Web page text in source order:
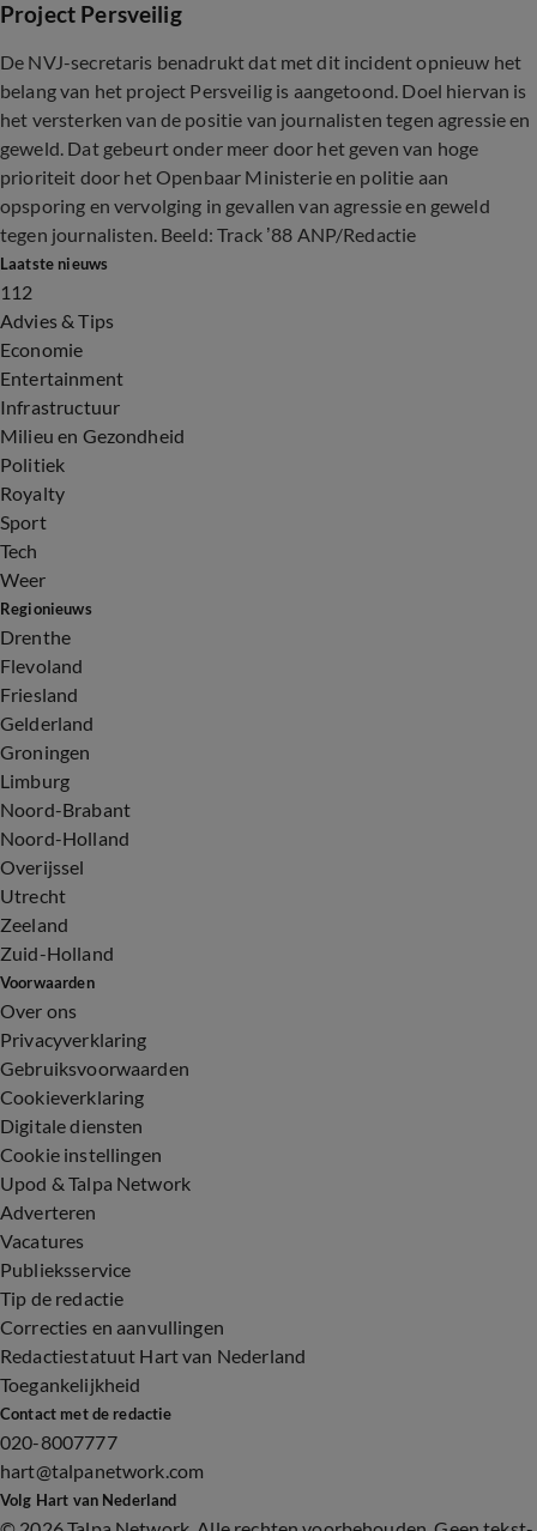
Project Persveilig
De NVJ-secretaris benadrukt dat met dit incident opnieuw het
belang van het project Persveilig is aangetoond. Doel hiervan is
het versterken van de positie van journalisten tegen agressie en
geweld. Dat gebeurt onder meer door het geven van hoge
prioriteit door het Openbaar Ministerie en politie aan
opsporing en vervolging in gevallen van agressie en geweld
tegen journalisten. Beeld: Track ’88 ANP/Redactie
Laatste nieuws
112
Advies & Tips
Economie
Entertainment
Infrastructuur
Milieu en Gezondheid
Politiek
Royalty
Sport
Tech
Weer
Regionieuws
Drenthe
Flevoland
Friesland
Gelderland
Groningen
Limburg
Noord-Brabant
Noord-Holland
Overijssel
Utrecht
Zeeland
Zuid-Holland
Voorwaarden
Over ons
Privacyverklaring
Gebruiksvoorwaarden
Cookieverklaring
Digitale diensten
Cookie instellingen
Upod & Talpa Network
Adverteren
Vacatures
Publieksservice
Tip de redactie
Correcties en aanvullingen
Redactiestatuut Hart van Nederland
Toegankelijkheid
Contact met de redactie
020-8007777
hart@talpanetwork.com
Volg Hart van Nederland